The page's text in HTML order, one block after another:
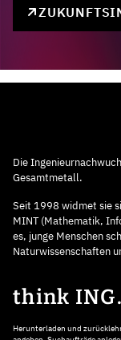
Die
Gesamtmetall.
Seit 1998 widmet sie
MINT (Mathematik,
es, junge Menschen
Naturwissenschaften
think ING.
Herunterladen und